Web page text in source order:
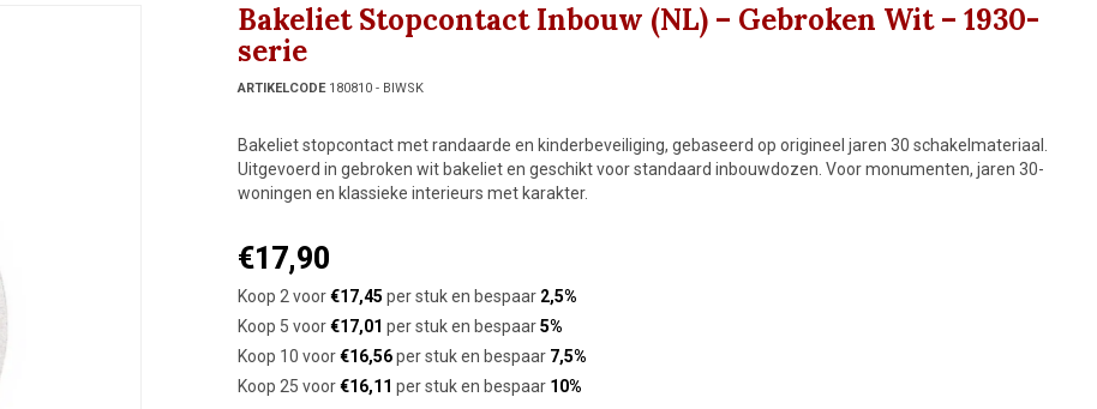
Bakeliet Stopcontact Inbouw (NL) – Gebroken Wit – 1930-
serie
ARTIKELCODE180810 - BIWSK
Bakeliet stopcontact met randaarde en kinderbeveiliging, gebaseerd op origineel jaren 30 schakelmateriaal.
Uitgevoerd in gebroken wit bakeliet en geschikt voor standaard inbouwdozen. Voor monumenten, jaren 30-
woningen en klassieke interieurs met karakter.
€17,90
Koop 2 voor€17,45 per stuk en bespaar 2,5%
Koop 5 voor€17,01 per stuk en bespaar5%
Koop 10 voor€16,56per stuk en bespaar 7,5%
Koop 25 voor€16,11 per stuk en bespaar 10%